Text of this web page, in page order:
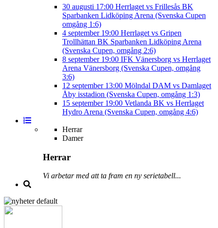
30 augusti 17:00 Herrlaget vs Frillesås BK
Sparbanken Lidköping Arena (Svenska Cupen
omgång 1:6)
4 september 19:00 Herrlaget vs Gripen
Trollhättan BK Sparbanken Lidköping Arena
(Svenska Cupen, omgång 2:6)
8 september 19:00 IFK Vänersborg vs Herrlaget
Arena Vänersborg (Svenska Cupen, omgång
3:6)
12 september 13:00 Mölndal DAM vs Damlaget
Åby isstadion (Svenska Cupen, omgång 1:3)
15 september 19:00 Vetlanda BK vs Herrlaget
Hydro Arena (Svenska Cupen, omgång 4:6)
Herrar
Damer
Herrar
Vi arbetar med att ta fram en ny serietabell...